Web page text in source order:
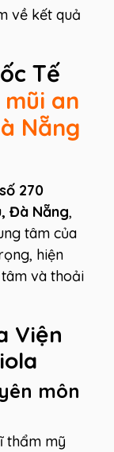
về kết quả
Tế
an
Nẵng
số 270
Đà Nẵng,
tâm của
hiện
và thoải
Viện
môn
thẩm mỹ